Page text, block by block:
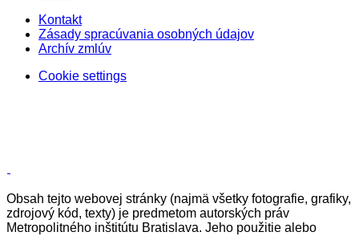
Kontakt
Zásady spracúvania osobných údajov
Archív zmlúv
Cookie settings
Obsah tejto webovej stránky (najmä všetky fotografie, grafiky,
zdrojový kód, texty) je predmetom autorských práv
Metropolitného inštitútu Bratislava. Jeho použitie alebo